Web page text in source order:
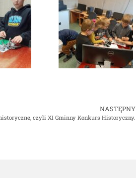
NASTĘPNY
czyli XI Gminny Konkurs Historyczny.